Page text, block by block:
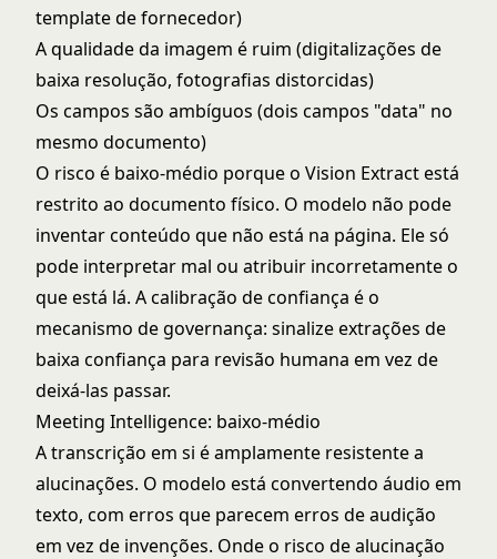
template de fornecedor)
A qualidade da imagem é ruim (digitalizações de
baixa resolução, fotografias distorcidas)
Os campos são ambíguos (dois campos "data" no
mesmo documento)
O risco é baixo-médio porque o Vision Extract está
restrito ao documento físico. O modelo não pode
inventar conteúdo que não está na página. Ele só
pode interpretar mal ou atribuir incorretamente o
que está lá. A calibração de confiança é o
mecanismo de governança: sinalize extrações de
baixa confiança para revisão humana em vez de
deixá-las passar.
Meeting Intelligence: baixo-médio
A transcrição em si é amplamente resistente a
alucinações. O modelo está convertendo áudio em
texto, com erros que parecem erros de audição
em vez de invenções. Onde o risco de alucinação